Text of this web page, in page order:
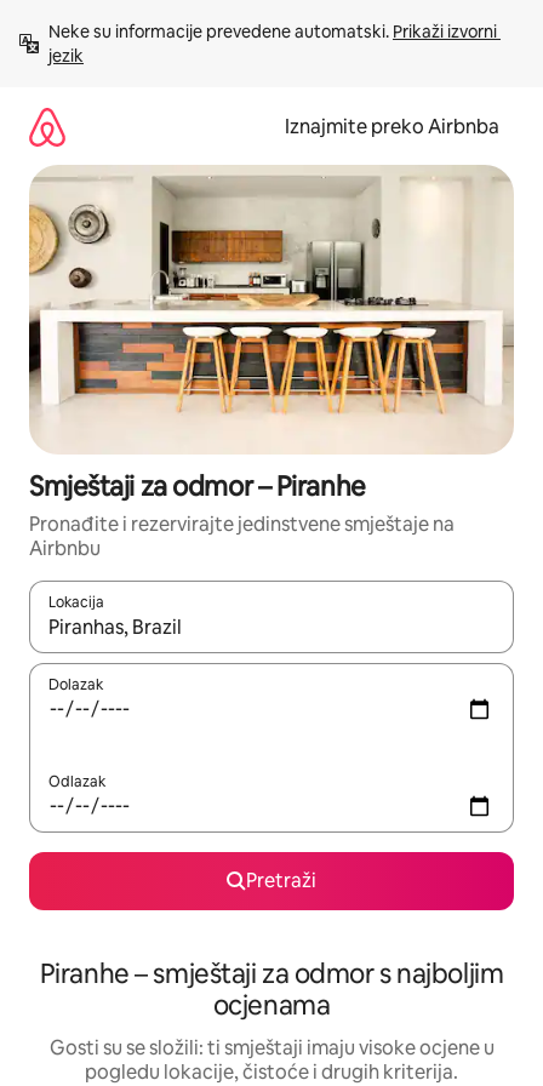
sadržaj
Neke su informacije prevedene automatski. Prikaži izvorni
jezik
Iznajmite preko Airbnba
Smještaji za odmor – Piranhe
Pronađite i rezervirajte jedinstvene smještaje na
Airbnbu
Lokacija
Kada budu dostupni rezultati, moći ćete ih pregledati
Dolazak
Odlazak
Pretraži
Piranhe – smještaji za odmor s najboljim
ocjenama
Gosti su se složili: ti smještaji imaju visoke ocjene u
pogledu lokacije, čistoće i drugih kriterija.